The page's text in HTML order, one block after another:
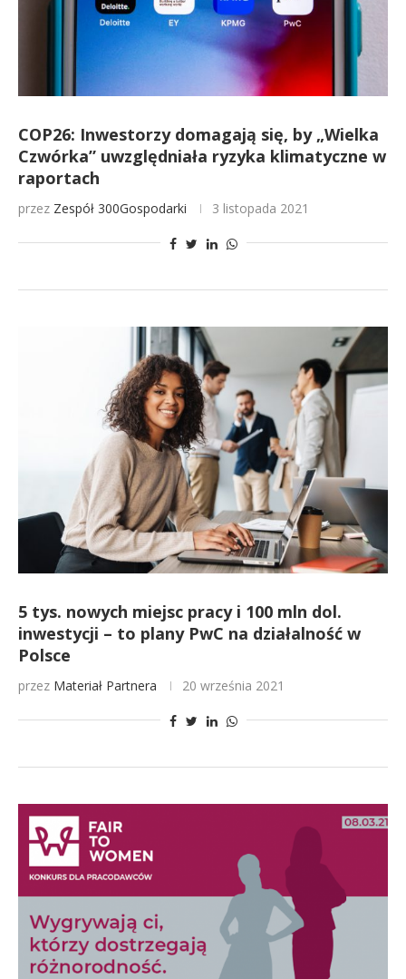
COP26: Inwestorzy domagają się, by „Wielka
Czwórka” uwzględniała ryzyka klimatyczne w
raportach
przez Zespół 300Gospodarki 3 listopada 2021
5 tys. nowych miejsc pracy i 100 mln dol.
inwestycji – to plany PwC na działalność w
Polsce
przez Materiał Partnera 20 września 2021